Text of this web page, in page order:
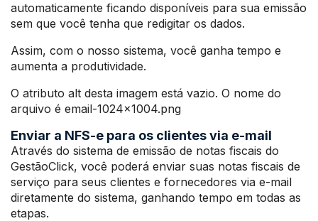
automaticamente ficando disponíveis para sua emissão
sem que você tenha que redigitar os dados.
Assim, com o nosso sistema, você ganha tempo e
aumenta a produtividade.
O atributo alt desta imagem está vazio. O nome do
arquivo é email-1024×1004.png
Enviar a NFS-e para os clientes via e-mail
Através do sistema de emissão de notas fiscais do
GestãoClick, você poderá enviar suas notas fiscais de
serviço para seus clientes e fornecedores via e-mail
diretamente do sistema, ganhando tempo em todas as
etapas.